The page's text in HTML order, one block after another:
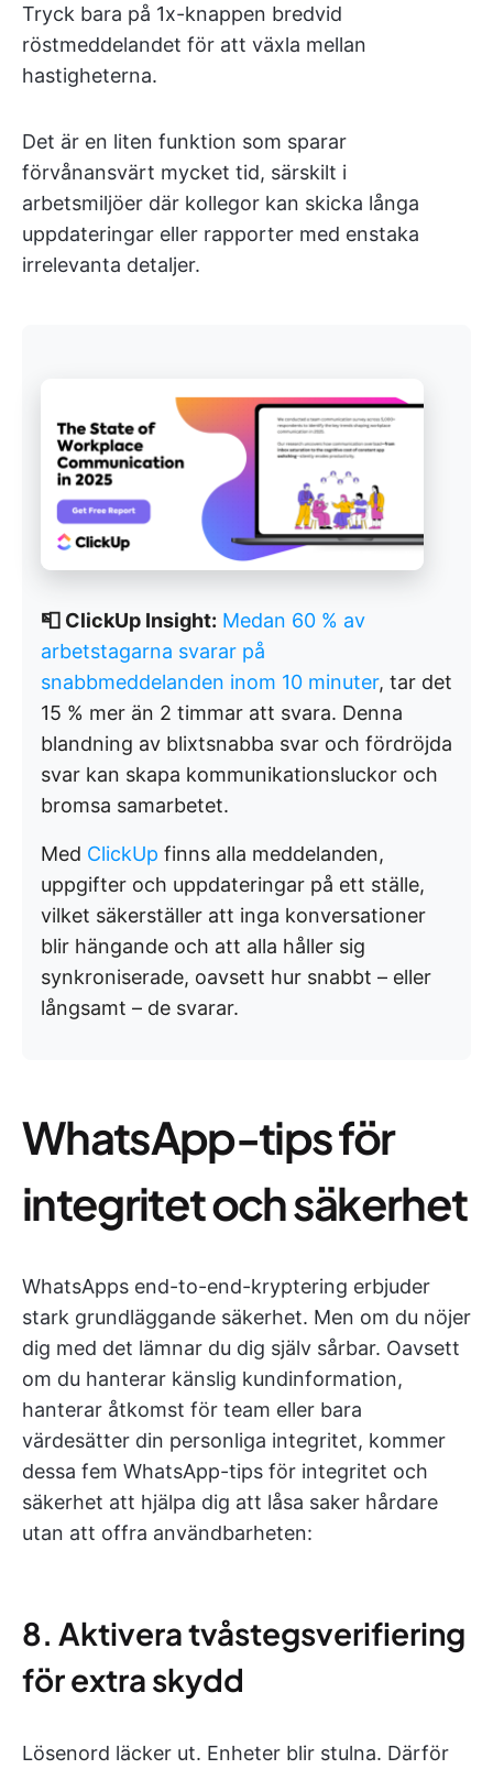
Tryck bara på 1x-knappen bredvid
röstmeddelandet för att växla mellan
hastigheterna.
Det är en liten funktion som sparar
förvånansvärt mycket tid, särskilt i
arbetsmiljöer där kollegor kan skicka långa
uppdateringar eller rapporter med enstaka
irrelevanta detaljer.
📮 ClickUp Insight: Medan 60 % av
arbetstagarna svarar på
snabbmeddelanden inom 10 minuter, tar det
15 % mer än 2 timmar att svara. Denna
blandning av blixtsnabba svar och fördröjda
svar kan skapa kommunikationsluckor och
bromsa samarbetet.
Med ClickUp finns alla meddelanden,
uppgifter och uppdateringar på ett ställe,
vilket säkerställer att inga konversationer
blir hängande och att alla håller sig
synkroniserade, oavsett hur snabbt – eller
långsamt – de svarar.
WhatsApp-tips för
integritet och säkerhet
WhatsApps end-to-end-kryptering erbjuder
stark grundläggande säkerhet. Men om du nöjer
dig med det lämnar du dig själv sårbar. Oavsett
om du hanterar känslig kundinformation,
hanterar åtkomst för team eller bara
värdesätter din personliga integritet, kommer
dessa fem WhatsApp-tips för integritet och
säkerhet att hjälpa dig att låsa saker hårdare
utan att offra användbarheten:
8. Aktivera tvåstegsverifiering
för extra skydd
Lösenord läcker ut. Enheter blir stulna. Därför